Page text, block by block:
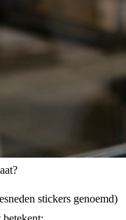
stickers genoemd)